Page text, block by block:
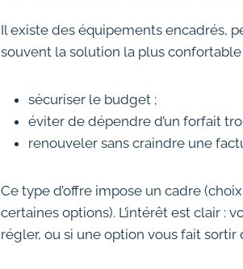
Il existe des équipements encadrés,
souvent la solution la plus
sécuriser le budget ;
éviter de dépendre d’un forfait
renouveler sans craindre une
Ce type d’offre impose un cadre
certaines options). L’intérêt est clair :
régler, ou si une option vous fait sortir